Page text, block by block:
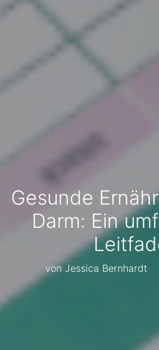
Gesunde
Darm: Ein
von Jessica Bernhardt